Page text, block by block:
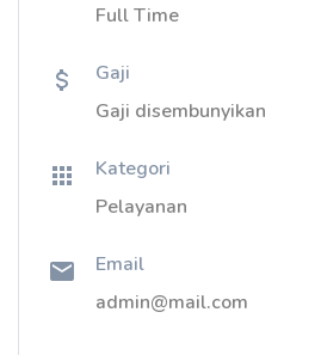
Full Time
Gaji
Gaji disembunyikan
Kategori
Pelayanan
Email
admin@mail.com